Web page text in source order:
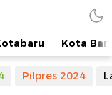
Mendidik
Kota
Pilpres 2024